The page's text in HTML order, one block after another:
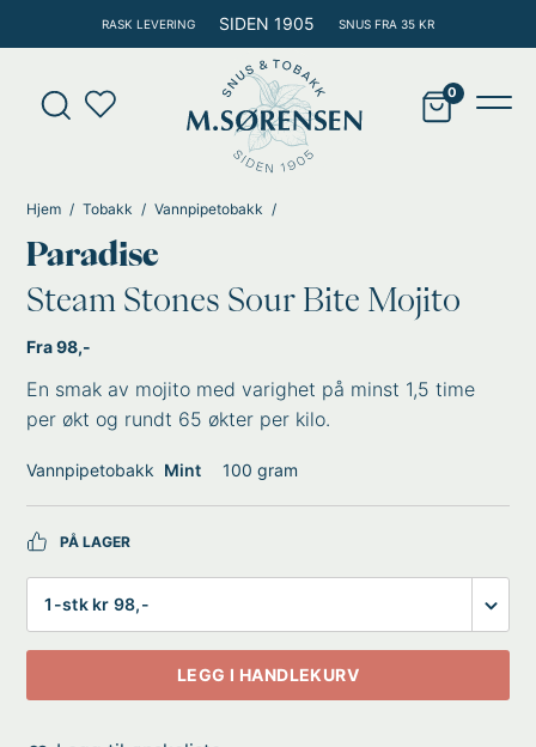
rett
innholdet
RASK LEVERING SIDEN 1905 SNUS FRA 35 KR
Products
search
Hjem Tobakk Vannpipetobakk
Paradise
Steam Stones Sour Bite Mojito
Fra 98,-
En smak av mojito med varighet på minst 1,5 time
per økt og rundt 65 økter per kilo.
Vannpipetobakk Mint 100 gram
PÅ LAGER
LEGG I HANDLEKURV